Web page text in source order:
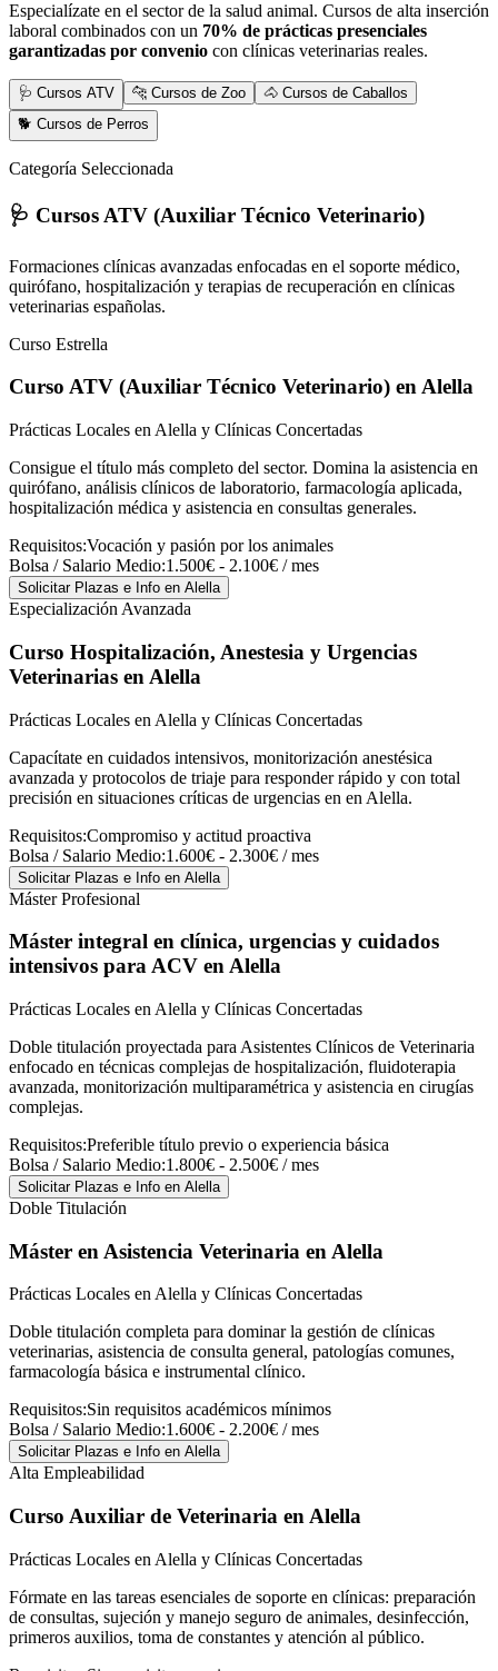
Especialízate en el sector de la salud animal. Cursos de alta inserción
laboral combinados con un 70% de prácticas presenciales
garantizadas por convenio con clínicas veterinarias reales.
🩺 Cursos ATV 🐆 Cursos de Zoo
🐴 Cursos de Caballos
🐕 Cursos de Perros
Categoría Seleccionada
🩺 Cursos ATV (Auxiliar Técnico Veterinario)
Formaciones clínicas avanzadas enfocadas en el soporte médico,
quirófano, hospitalización y terapias de recuperación en clínicas
veterinarias españolas.
Curso Estrella
Curso ATV (Auxiliar Técnico Veterinario) en Alella
Prácticas Locales en Alella y Clínicas Concertadas
Consigue el título más completo del sector. Domina la asistencia en
quirófano, análisis clínicos de laboratorio, farmacología aplicada,
hospitalización médica y asistencia en consultas generales.
Requisitos:Vocación y pasión por los animales
Bolsa / Salario Medio:1.500€ - 2.100€ / mes
Solicitar Plazas e Info en Alella
Especialización Avanzada
Curso Hospitalización, Anestesia y Urgencias
Veterinarias en Alella
Prácticas Locales en Alella y Clínicas Concertadas
Capacítate en cuidados intensivos, monitorización anestésica
avanzada y protocolos de triaje para responder rápido y con total
precisión en situaciones críticas de urgencias en en Alella.
Requisitos:Compromiso y actitud proactiva
Bolsa / Salario Medio:1.600€ - 2.300€ / mes
Solicitar Plazas e Info en Alella
Máster Profesional
Máster integral en clínica, urgencias y cuidados
intensivos para ACV en Alella
Prácticas Locales en Alella y Clínicas Concertadas
Doble titulación proyectada para Asistentes Clínicos de Veterinaria
enfocado en técnicas complejas de hospitalización, fluidoterapia
avanzada, monitorización multiparamétrica y asistencia en cirugías
complejas.
Requisitos:Preferible título previo o experiencia básica
Bolsa / Salario Medio:1.800€ - 2.500€ / mes
Solicitar Plazas e Info en Alella
Doble Titulación
Máster en Asistencia Veterinaria en Alella
Prácticas Locales en Alella y Clínicas Concertadas
Doble titulación completa para dominar la gestión de clínicas
veterinarias, asistencia de consulta general, patologías comunes,
farmacología básica e instrumental clínico.
Requisitos:Sin requisitos académicos mínimos
Bolsa / Salario Medio:1.600€ - 2.200€ / mes
Solicitar Plazas e Info en Alella
Alta Empleabilidad
Curso Auxiliar de Veterinaria en Alella
Prácticas Locales en Alella y Clínicas Concertadas
Fórmate en las tareas esenciales de soporte en clínicas: preparación
de consultas, sujeción y manejo seguro de animales, desinfección,
primeros auxilios, toma de constantes y atención al público.